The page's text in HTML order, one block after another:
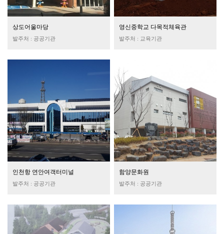
상도어울마당
발주처 : 공공기관
영신중학교 다목적체육관
발주처 : 교육기관
인천항 연안여객터미널
발주처 : 공공기관
함양문화원
발주처 : 공공기관